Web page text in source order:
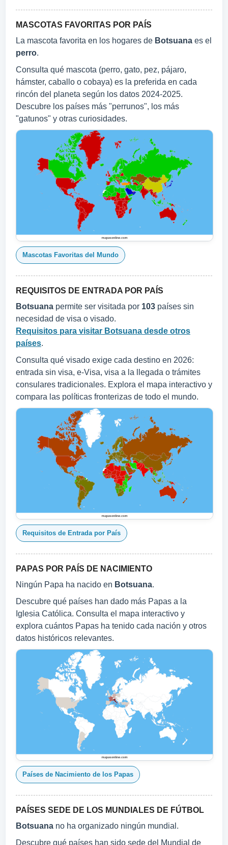
MASCOTAS FAVORITAS POR PAÍS
La mascota favorita en los hogares de Botsuana es el
perro.
Consulta qué mascota (perro, gato, pez, pájaro,
hámster, caballo o cobaya) es la preferida en cada
rincón del planeta según los datos 2024‑2025.
Descubre los países más "perrunos", los más
"gatunos" y otras curiosidades.
Mascotas Favoritas del Mundo
REQUISITOS DE ENTRADA POR PAÍS
Botsuana permite ser visitada por 103 países sin
necesidad de visa o visado.
Requisitos para visitar Botsuana desde otros
países.
Consulta qué visado exige cada destino en 2026:
entrada sin visa, e-Visa, visa a la llegada o trámites
consulares tradicionales. Explora el mapa interactivo y
compara las políticas fronterizas de todo el mundo.
Requisitos de Entrada por País
PAPAS POR PAÍS DE NACIMIENTO
Ningún Papa ha nacido en Botsuana.
Descubre qué países han dado más Papas a la
Iglesia Católica. Consulta el mapa interactivo y
explora cuántos Papas ha tenido cada nación y otros
datos históricos relevantes.
Países de Nacimiento de los Papas
PAÍSES SEDE DE LOS MUNDIALES DE FÚTBOL
Botsuana no ha organizado ningún mundial.
Descubre qué países han sido sede del Mundial de